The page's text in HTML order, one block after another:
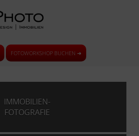
FOTOWORKSHOP BUCHEN ➜
IMMOBILIEN-
FOTOGRAFIE